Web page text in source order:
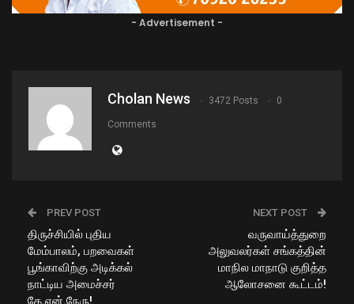
- Advertisement -
Cholan News 3472 Posts 0
Comments
PREV POST
திருச்சியில் புதிய
மேம்பாலம், பறவைகள்
பூங்காவிற்கு அடிக்கல்
நாட்டிய அமைச்சர்
NEXT POST
வருவாய்த்துறை
அலுவலர்கள் சங்கத்தின்
மாநில மாநாடு குறித்த
ஆலோசனை கூட்டம்!